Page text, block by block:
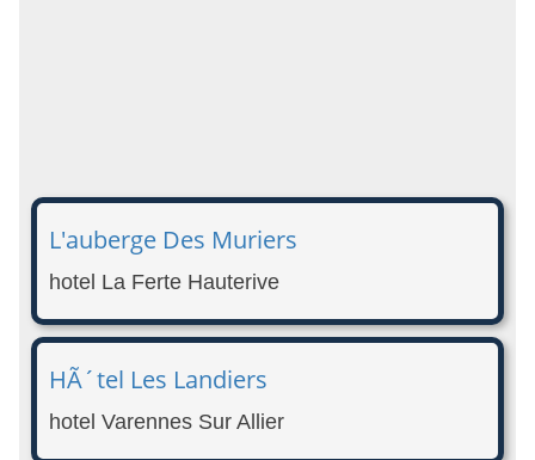
L'auberge Des Muriers
hotel La Ferte Hauterive
HÃ´tel Les Landiers
hotel Varennes Sur Allier